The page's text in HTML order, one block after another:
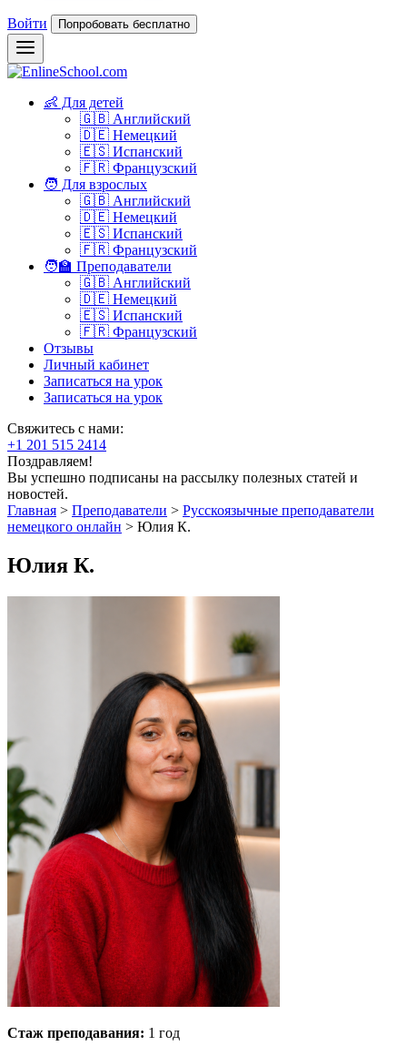
Войти Попробовать бесплатно
👶 Для детей
🇬🇧 Английский
🇩🇪 Немецкий
🇪🇸 Испанский
🇫🇷 Французский
🧑 Для взрослых
🇬🇧 Английский
🇩🇪 Немецкий
🇪🇸 Испанский
🇫🇷 Французский
🧑‍🏫 Преподаватели
🇬🇧 Английский
🇩🇪 Немецкий
🇪🇸 Испанский
🇫🇷 Французский
Отзывы
Личный кабинет
Записаться на урок
Записаться на урок
Свяжитесь с нами:
+1 201 515 2414
Поздравляем!
Вы успешно подписаны на рассылку полезных статей и
новостей.
Главная > Преподаватели > Русскоязычные преподаватели
немецкого онлайн > Юлия К.
Юлия К.
Стаж преподавания: 1 год